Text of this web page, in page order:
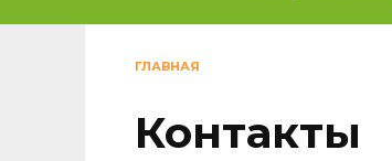
ГЛАВНАЯ
Контакты